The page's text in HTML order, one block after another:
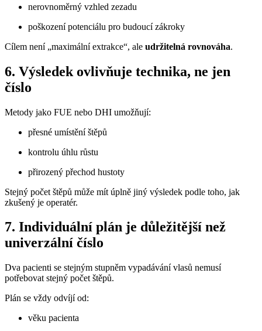
nerovnoměrný vzhled zezadu
poškození potenciálu pro budoucí zákroky
Cílem není „maximální extrakce“, ale udržitelná rovnováha.
6. Výsledek ovlivňuje technika, ne jen
číslo
Metody jako FUE nebo DHI umožňují:
přesné umístění štěpů
kontrolu úhlu růstu
přirozený přechod hustoty
Stejný počet štěpů může mít úplně jiný výsledek podle toho, jak
zkušený je operatér.
7. Individuální plán je důležitější než
univerzální číslo
Dva pacienti se stejným stupněm vypadávání vlasů nemusí
potřebovat stejný počet štěpů.
Plán se vždy odvíjí od:
věku pacienta